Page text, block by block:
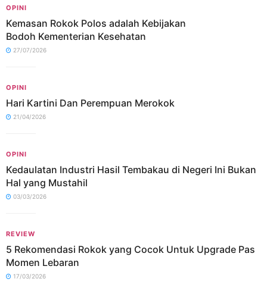
OPINI
Kemasan Rokok Polos adalah Kebijakan
Bodoh Kementerian Kesehatan
27/07/2026
OPINI
Hari Kartini Dan Perempuan Merokok
21/04/2026
OPINI
Kedaulatan Industri Hasil Tembakau di Negeri Ini Bukan
Hal yang Mustahil
03/03/2026
REVIEW
5 Rekomendasi Rokok yang Cocok Untuk Upgrade Pas
Momen Lebaran
17/03/2026